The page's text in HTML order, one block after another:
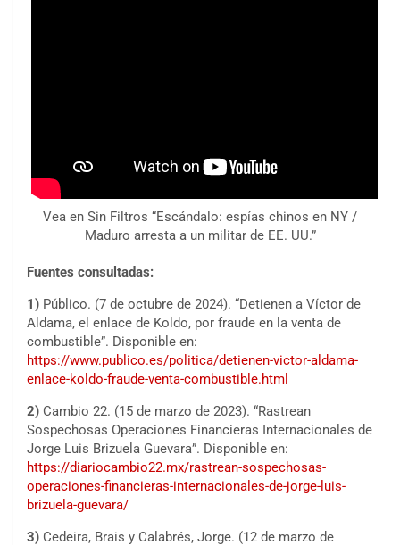
Vea en Sin Filtros “Escándalo: espías chinos en NY /
Maduro arresta a un militar de EE. UU.”
Fuentes consultadas:
1) Público. (7 de octubre de 2024). “Detienen a Víctor de
Aldama, el enlace de Koldo, por fraude en la venta de
combustible”. Disponible en:
https://www.publico.es/politica/detienen-victor-aldama-
enlace-koldo-fraude-venta-combustible.html
2) Cambio 22. (15 de marzo de 2023). “Rastrean
Sospechosas Operaciones Financieras Internacionales de
Jorge Luis Brizuela Guevara”. Disponible en:
https://diariocambio22.mx/rastrean-sospechosas-
operaciones-financieras-internacionales-de-jorge-luis-
brizuela-guevara/
3) Cedeira, Brais y Calabrés, Jorge. (12 de marzo de